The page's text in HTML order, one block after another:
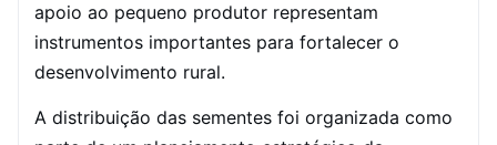
apoio ao pequeno produtor representam
instrumentos importantes para fortalecer o
desenvolvimento rural.
A distribuição das sementes foi organizada como